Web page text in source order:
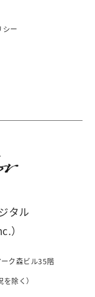
シー
タル
）
ク森ビル35階
除く）